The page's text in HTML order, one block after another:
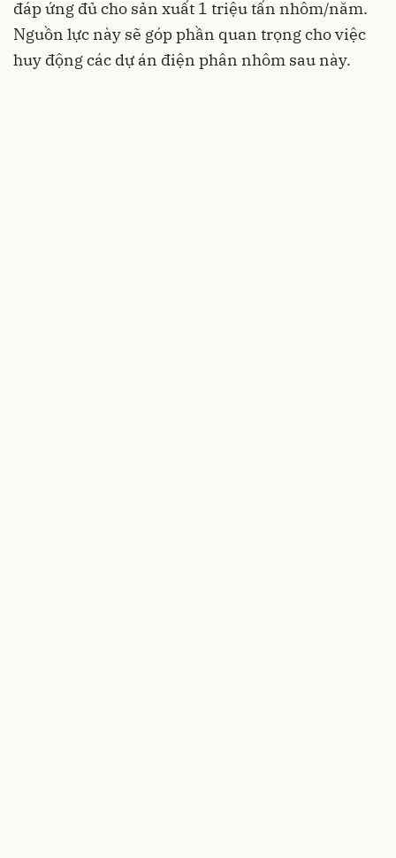
đáp ứng đủ cho sản xuất 1 triệu tấn nhôm/năm.
Nguồn lực này sẽ góp phần quan trọng cho việc
huy động các dự án điện phân nhôm sau này.